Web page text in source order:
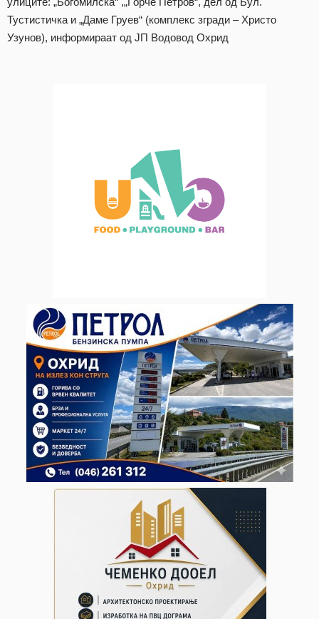
Тустистичка и „Даме Груев“ (комплекс згради – Христо
Узунов), информираат од ЈП Водовод Охрид